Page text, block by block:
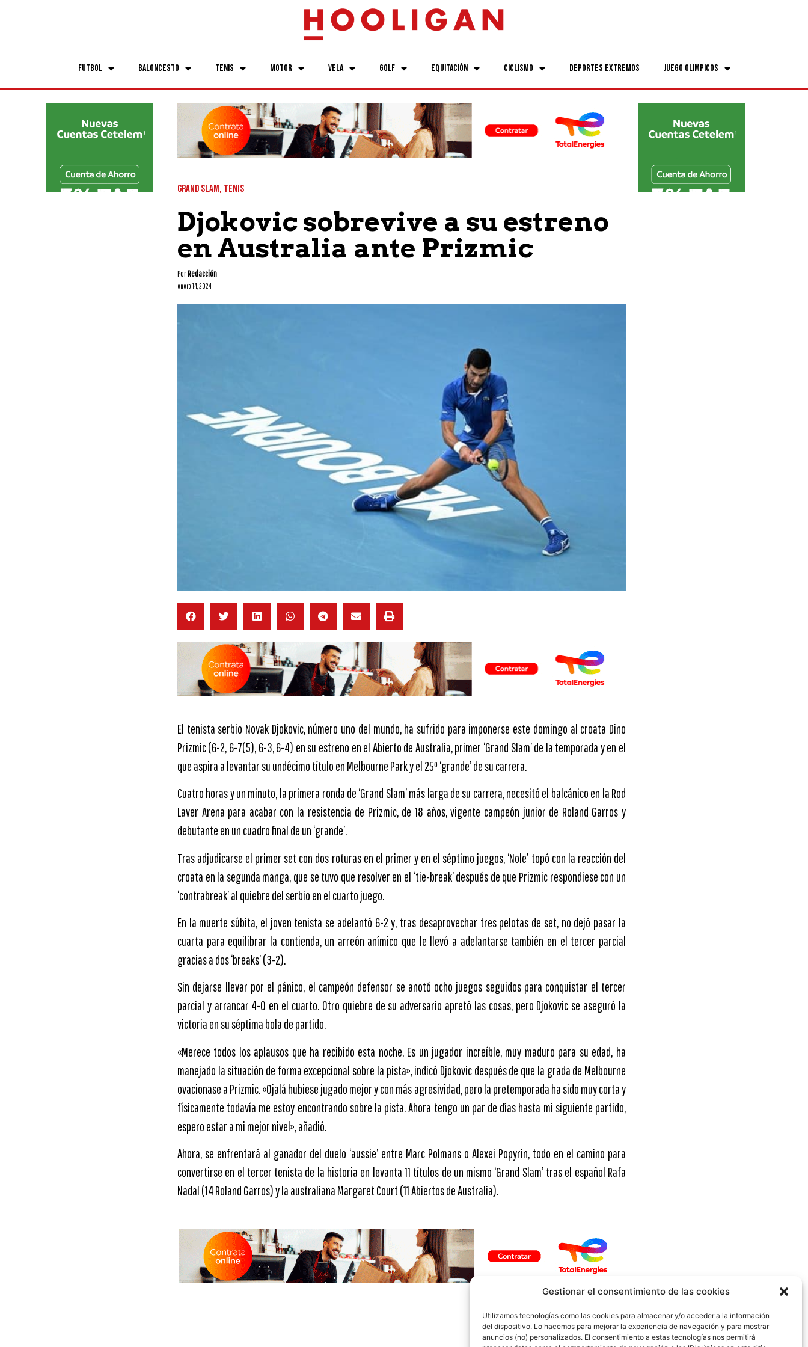
Gestionar el consentimiento de las cookies
Utilizamos tecnologías como las cookies para almacenar y/o acceder a la información
del dispositivo. Lo hacemos para mejorar la experiencia de navegación y para mostrar
anuncios (no) personalizados. El consentimiento a estas tecnologías nos permitirá
Futbol Baloncesto Tenis Motor Vela Golf Equitación Ciclismo Deportes Extremos Juego Olimpicos
GRAND SLAM, TENIS
Djokovic sobrevive a su estreno
en Australia ante Prizmic
PorRedacción
enero 14, 2024
El tenista serbio Novak Djokovic, número uno del mundo, ha sufrido para imponerse este domingo al croata Dino
Prizmic (6-2, 6-7(5), 6-3, 6-4) en su estreno en el Abierto de Australia, primer ‘Grand Slam’ de la temporada y en el
que aspira a levantar su undécimo título en Melbourne Park y el 25º ‘grande’ de su carrera.
Cuatro horas y un minuto, la primera ronda de ‘Grand Slam’ más larga de su carrera, necesitó el balcánico en la Rod
Laver Arena para acabar con la resistencia de Prizmic, de 18 años, vigente campeón junior de Roland Garros y
debutante en un cuadro final de un ‘grande’.
Tras adjudicarse el primer set con dos roturas en el primer y en el séptimo juegos, ‘Nole’ topó con la reacción del
croata en la segunda manga, que se tuvo que resolver en el ‘tie-break’ después de que Prizmic respondiese con un
‘contrabreak’ al quiebre del serbio en el cuarto juego.
En la muerte súbita, el joven tenista se adelantó 6-2 y, tras desaprovechar tres pelotas de set, no dejó pasar la
cuarta para equilibrar la contienda, un arreón anímico que le llevó a adelantarse también en el tercer parcial
gracias a dos ‘breaks’ (3-2).
Sin dejarse llevar por el pánico, el campeón defensor se anotó ocho juegos seguidos para conquistar el tercer
parcial y arrancar 4-0 en el cuarto. Otro quiebre de su adversario apretó las cosas, pero Djokovic se aseguró la
victoria en su séptima bola de partido.
«Merece todos los aplausos que ha recibido esta noche. Es un jugador increíble, muy maduro para su edad, ha
manejado la situación de forma excepcional sobre la pista», indicó Djokovic después de que la grada de Melbourne
ovacionase a Prizmic. «Ojalá hubiese jugado mejor y con más agresividad, pero la pretemporada ha sido muy corta y
físicamente todavía me estoy encontrando sobre la pista. Ahora tengo un par de días hasta mi siguiente partido,
espero estar a mi mejor nivel», añadió.
Ahora, se enfrentará al ganador del duelo ‘aussie’ entre Marc Polmans o Alexei Popyrin, todo en el camino para
convertirse en el tercer tenista de la historia en levanta 11 títulos de un mismo ‘Grand Slam’ tras el español Rafa
Nadal (14 Roland Garros) y la australiana Margaret Court (11 Abiertos de Australia).